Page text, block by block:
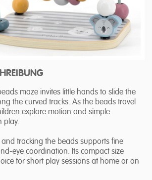
maze invites little hands to slide the
the curved tracks. As the beads travel
explore motion and simple
play.
tracking the beads supports fine
eye coordination. Its compact size
for short play sessions at home or on